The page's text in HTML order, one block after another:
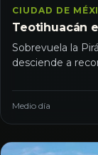
CIUDAD DE
Teotihuacán
Sobrevuela la
desciende a
Medio día